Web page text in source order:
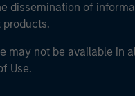
dissemination of
products.
may not be available in
Use.